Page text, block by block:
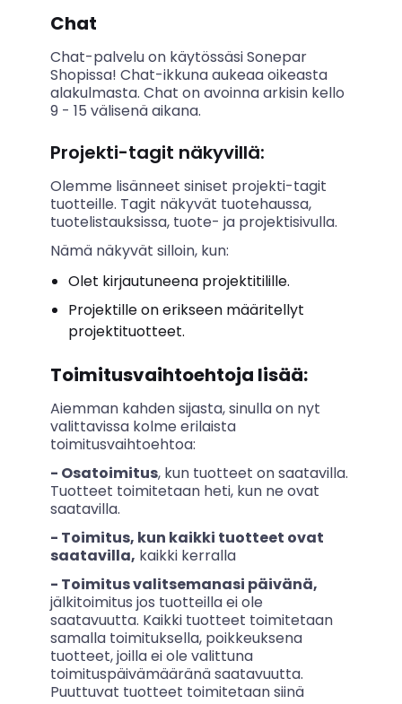
Chat
Chat-palvelu on käytössäsi Sonepar
Shopissa! Chat-ikkuna aukeaa oikeasta
alakulmasta. Chat on avoinna arkisin kello
9 - 15 välisenä aikana.
Projekti-tagit näkyvillä:
Olemme lisänneet siniset projekti-tagit
tuotteille. Tagit näkyvät tuotehaussa,
tuotelistauksissa, tuote- ja projektisivulla.
Nämä näkyvät silloin, kun:
Olet kirjautuneena projektitilille.
Projektille on erikseen määritellyt
projektituotteet.
Toimitusvaihtoehtoja lisää:
Aiemman kahden sijasta, sinulla on nyt
valittavissa kolme erilaista
toimitusvaihtoehtoa:
- Osatoimitus, kun tuotteet on saatavilla.
Tuotteet toimitetaan heti, kun ne ovat
saatavilla.
- Toimitus, kun kaikki tuotteet ovat
saatavilla, kaikki kerralla
- Toimitus valitsemanasi päivänä,
jälkitoimitus jos tuotteilla ei ole
saatavuutta. Kaikki tuotteet toimitetaan
samalla toimituksella, poikkeuksena
tuotteet, joilla ei ole valittuna
toimituspäivämääränä saatavuutta.
Puuttuvat tuotteet toimitetaan siinä